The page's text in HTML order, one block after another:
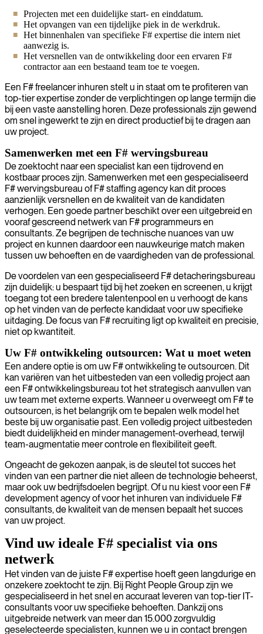
Projecten met een duidelijke start- en einddatum.
Het opvangen van een tijdelijke piek in de werkdruk.
Het binnenhalen van specifieke F# expertise die intern niet
aanwezig is.
Het versnellen van de ontwikkeling door een ervaren F#
contractor aan een bestaand team toe te voegen.
Een F# freelancer inhuren stelt u in staat om te profiteren van
top-tier expertise zonder de verplichtingen op lange termijn die
bij een vaste aanstelling horen. Deze professionals zijn gewend
om snel ingewerkt te zijn en direct productief bij te dragen aan
uw project.
Samenwerken met een F# wervingsbureau
De zoektocht naar een specialist kan een tijdrovend en
kostbaar proces zijn. Samenwerken met een gespecialiseerd
F# wervingsbureau of F# staffing agency kan dit proces
aanzienlijk versnellen en de kwaliteit van de kandidaten
verhogen. Een goede partner beschikt over een uitgebreid en
vooraf gescreend netwerk van F# programmeurs en
consultants. Ze begrijpen de technische nuances van uw
project en kunnen daardoor een nauwkeurige match maken
tussen uw behoeften en de vaardigheden van de professional.
De voordelen van een gespecialiseerd F# detacheringsbureau
zijn duidelijk: u bespaart tijd bij het zoeken en screenen, u krijgt
toegang tot een bredere talentenpool en u verhoogt de kans
op het vinden van de perfecte kandidaat voor uw specifieke
uitdaging. De focus van F# recruiting ligt op kwaliteit en precisie,
niet op kwantiteit.
Uw F# ontwikkeling outsourcen: Wat u moet weten
Een andere optie is om uw F# ontwikkeling te outsourcen. Dit
kan variëren van het uitbesteden van een volledig project aan
een F# ontwikkelingsbureau tot het strategisch aanvullen van
uw team met externe experts. Wanneer u overweegt om F# te
outsourcen, is het belangrijk om te bepalen welk model het
beste bij uw organisatie past. Een volledig project uitbesteden
biedt duidelijkheid en minder management-overhead, terwijl
team-augmentatie meer controle en flexibiliteit geeft.
Ongeacht de gekozen aanpak, is de sleutel tot succes het
vinden van een partner die niet alleen de technologie beheerst,
maar ook uw bedrijfsdoelen begrijpt. Of u nu kiest voor een F#
development agency of voor het inhuren van individuele F#
consultants, de kwaliteit van de mensen bepaalt het succes
van uw project.
Vind uw ideale F# specialist via ons
netwerk
Het vinden van de juiste F# expertise hoeft geen langdurige en
onzekere zoektocht te zijn. Bij Right People Group zijn we
gespecialiseerd in het snel en accuraat leveren van top-tier IT-
consultants voor uw specifieke behoeften. Dankzij ons
uitgebreide netwerk van meer dan 15.000 zorgvuldig
geselecteerde specialisten, kunnen we u in contact brengen